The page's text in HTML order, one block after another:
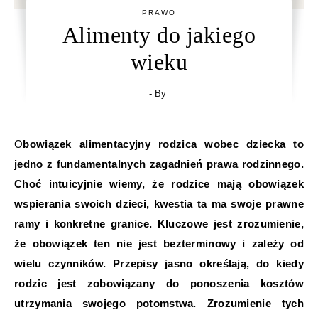
PRAWO
Alimenty do jakiego
wieku
- By
Obowiązek alimentacyjny rodzica wobec dziecka to
jedno z fundamentalnych zagadnień prawa rodzinnego.
Choć intuicyjnie wiemy, że rodzice mają obowiązek
wspierania swoich dzieci, kwestia ta ma swoje prawne
ramy i konkretne granice. Kluczowe jest zrozumienie,
że obowiązek ten nie jest bezterminowy i zależy od
wielu czynników. Przepisy jasno określają, do kiedy
rodzic jest zobowiązany do ponoszenia kosztów
utrzymania swojego potomstwa. Zrozumienie tych